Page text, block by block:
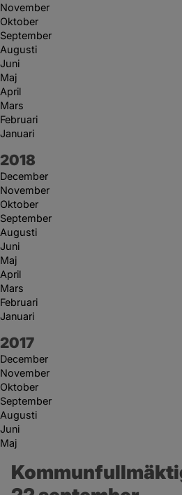
November
Oktober
September
Augusti
Juni
Maj
April
Mars
Februari
Januari
År:
2018
December
November
Oktober
September
Augusti
Juni
Maj
April
Mars
Februari
Januari
År:
2017
December
November
Oktober
September
Augusti
Juni
Maj